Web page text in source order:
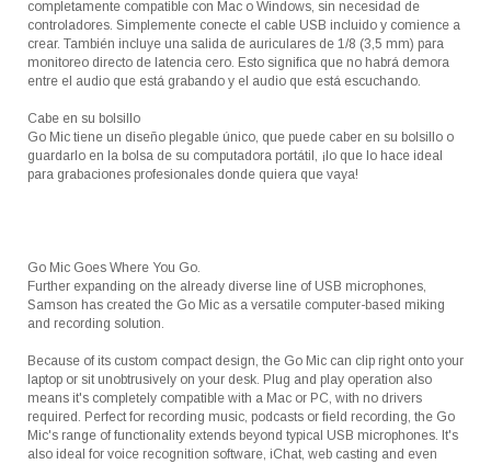
completamente compatible con Mac o Windows, sin necesidad de
controladores. Simplemente conecte el cable USB incluido y comience a
crear. También incluye una salida de auriculares de 1/8 (3,5 mm) para
monitoreo directo de latencia cero. Esto significa que no habrá demora
entre el audio que está grabando y el audio que está escuchando.
Cabe en su bolsillo
Go Mic tiene un diseño plegable único, que puede caber en su bolsillo o
guardarlo en la bolsa de su computadora portátil, ¡lo que lo hace ideal
para grabaciones profesionales donde quiera que vaya!
Go Mic Goes Where You Go.
Further expanding on the already diverse line of USB microphones,
Samson has created the Go Mic as a versatile computer-based miking
and recording solution.
Because of its custom compact design, the Go Mic can clip right onto your
laptop or sit unobtrusively on your desk. Plug and play operation also
means it's completely compatible with a Mac or PC, with no drivers
required. Perfect for recording music, podcasts or field recording, the Go
Mic's range of functionality extends beyond typical USB microphones. It's
also ideal for voice recognition software, iChat, web casting and even